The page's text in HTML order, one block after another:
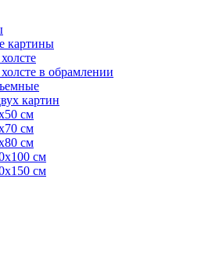
картины
в обрамлении
картин
см
см
см
см
см